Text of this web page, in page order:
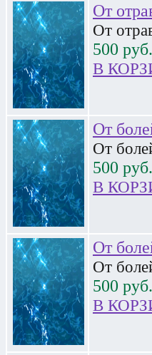
От
От
500 руб.
В
От
От
500 руб.
В
От
От
500 руб.
В